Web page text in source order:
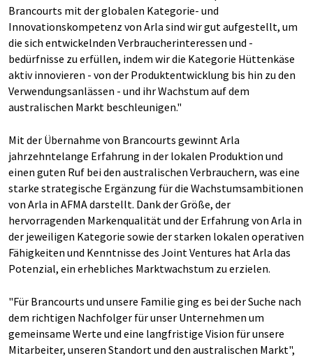
Brancourts mit der globalen Kategorie- und
Innovationskompetenz von Arla sind wir gut aufgestellt, um
die sich entwickelnden Verbraucherinteressen und -
bedürfnisse zu erfüllen, indem wir die Kategorie Hüttenkäse
aktiv innovieren - von der Produktentwicklung bis hin zu den
Verwendungsanlässen - und ihr Wachstum auf dem
australischen Markt beschleunigen."
Mit der Übernahme von Brancourts gewinnt Arla
jahrzehntelange Erfahrung in der lokalen Produktion und
einen guten Ruf bei den australischen Verbrauchern, was eine
starke strategische Ergänzung für die Wachstumsambitionen
von Arla in AFMA darstellt. Dank der Größe, der
hervorragenden Markenqualität und der Erfahrung von Arla in
der jeweiligen Kategorie sowie der starken lokalen operativen
Fähigkeiten und Kenntnisse des Joint Ventures hat Arla das
Potenzial, ein erhebliches Marktwachstum zu erzielen.
"Für Brancourts und unsere Familie ging es bei der Suche nach
dem richtigen Nachfolger für unser Unternehmen um
gemeinsame Werte und eine langfristige Vision für unsere
Mitarbeiter, unseren Standort und den australischen Markt",